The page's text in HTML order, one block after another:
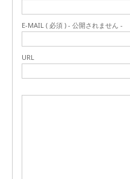
E-MAIL ( 必須 ) - 公開されません -
URL